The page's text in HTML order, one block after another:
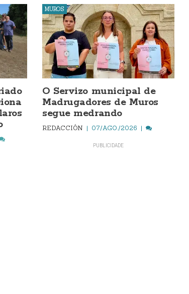
MUROS
O Servizo municipal de
Madrugadores de Muros
segue medrando
REDACCIÓN 07/AGO./2026